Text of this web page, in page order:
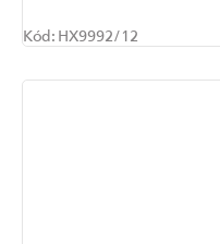
Kód: HX9992/12